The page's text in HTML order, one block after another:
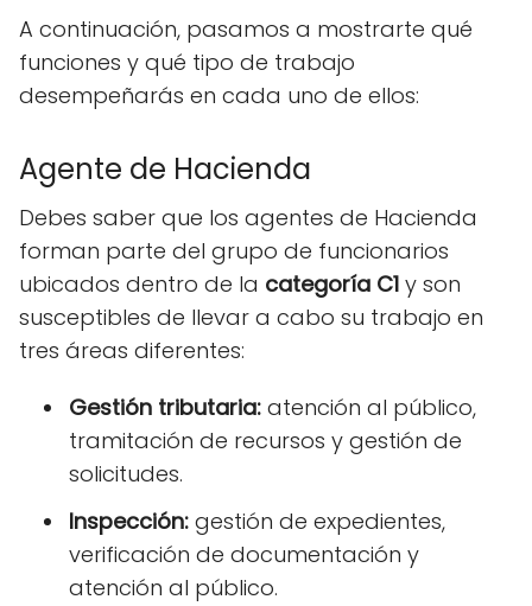
A continuación, pasamos a mostrarte qué
funciones y qué tipo de trabajo
desempeñarás en cada uno de ellos:
Agente de Hacienda
Debes saber que los agentes de Hacienda
forman parte del grupo de funcionarios
ubicados dentro de la categoría C1 y son
susceptibles de llevar a cabo su trabajo en
tres áreas diferentes:
Gestión tributaria: atención al público,
tramitación de recursos y gestión de
solicitudes.
Inspección: gestión de expedientes,
verificación de documentación y
atención al público.